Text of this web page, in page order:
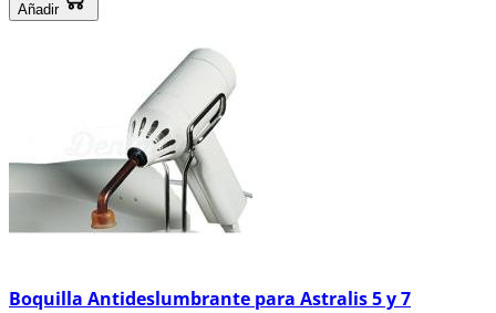
Añadir
Boquilla Antideslumbrante para Astralis 5 y 7